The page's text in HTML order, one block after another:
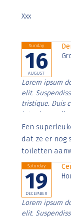
Xxx
Sunday
16
AUGUST
Lorem ipsum
elit.
tristique. Duis
interdum
Aenean
imperdiet.
Een
dat ze er nog
toiletten
Saturday
19
DECEMBER
Lorem ipsum
elit.